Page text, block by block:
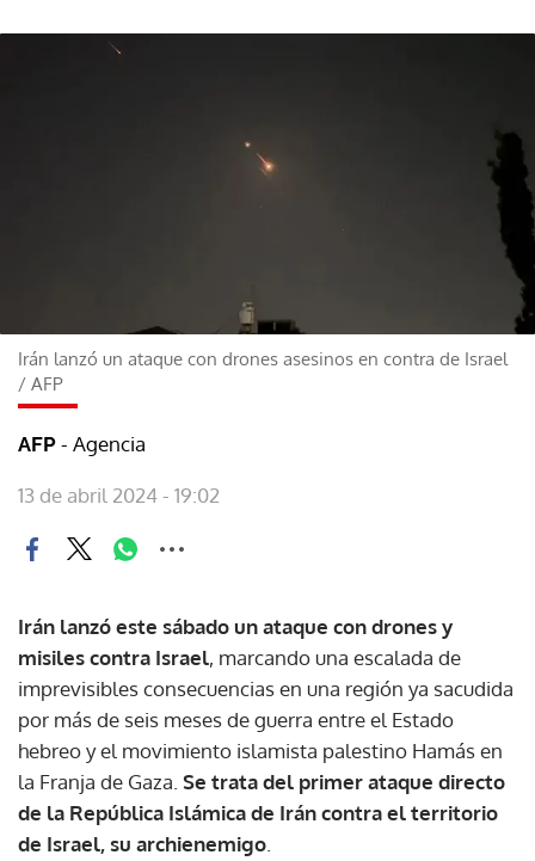
Irán lanzó un ataque con drones asesinos en contra de Israel
/ AFP
AFP - Agencia
13 de abril 2024 - 19:02
Irán lanzó este sábado un ataque con drones y
misiles contra Israel, marcando una escalada de
imprevisibles consecuencias en una región ya sacudida
por más de seis meses de guerra entre el Estado
hebreo y el movimiento islamista palestino Hamás en
la Franja de Gaza. Se trata del primer ataque directo
de la República Islámica de Irán contra el territorio
de Israel, su archienemigo